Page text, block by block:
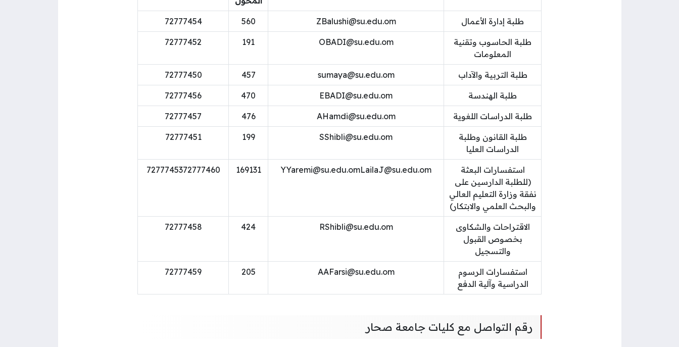
طلبة إدارة الأعمال ZBalushi@su.edu.om
560
72777454
طلبة الحاسوب وتقنية
المعلومات
OBADI@su.edu.om
191
72777452
طلبة التربية والآداب sumaya@su.edu.om
457
72777450
طلبة الهندسة EBADI@su.edu.om
470
72777456
طلبة الدراسات اللغوية AHamdi@su.edu.om
476
72777457
طلبة القانون وطلبة
الدراسات العليا
SShibli@su.edu.om
199
72777451
استفسارات البعثة
(للطلبة الدارسين على
نفقة وزارة التعليم العالي
والبحث العلمي والابتكار)
YYaremi@su.edu.omLailaJ@su.edu.om
169131
7277745372777460
الاقتراحات والشكاوى
بخصوص القبول
والتسجيل
RShibli@su.edu.om
424
72777458
استفسارات الرسوم
الدراسية وآلية الدفع
AAFarsi@su.edu.om
205
72777459
رقم التواصل مع كليات جامعة صحار